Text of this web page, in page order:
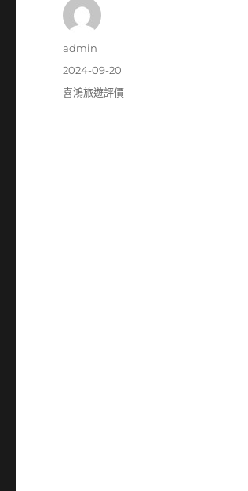
作
admin
發
佈
2024-09-20
分
喜鴻旅遊評價